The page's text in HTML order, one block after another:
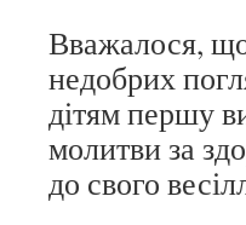
Вважалося,
недобрих
дітям першу
молитви за
до свого